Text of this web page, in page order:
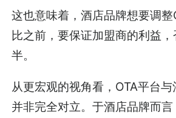
这也意味着，酒店品牌想要调整
比之前，要保证加盟商的利益
半。
从更宏观的视角看，OTA平台
并非完全对立。于酒店品牌而